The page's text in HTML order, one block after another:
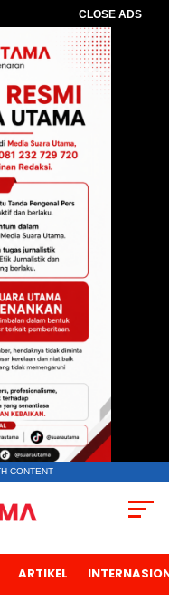
CLOSE ADS
CONTENT
ARTIKEL